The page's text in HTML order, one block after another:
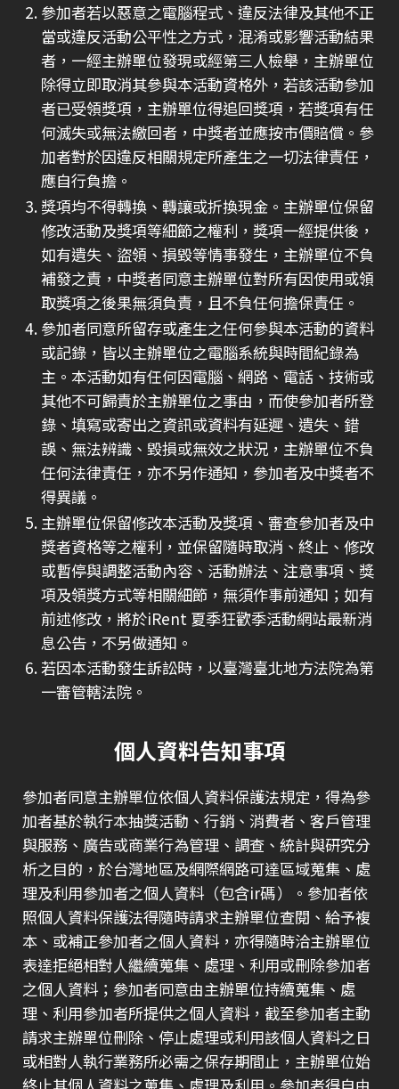
參加者若以惡意之電腦程式、違反法律及其他不正
當或違反活動公平性之方式，混淆或影響活動結果
者，一經主辦單位發現或經第三人檢舉，主辦單位
除得立即取消其參與本活動資格外，若該活動參加
者已受領獎項，主辦單位得追回獎項，若獎項有任
何滅失或無法繳回者，中獎者並應按市價賠償。參
加者對於因違反相關規定所產生之一切法律責任，
應自行負擔。
獎項均不得轉換、轉讓或折換現金。主辦單位保留
修改活動及獎項等細節之權利，獎項一經提供後，
如有遺失、盜領、損毀等情事發生，主辦單位不負
補發之責，中獎者同意主辦單位對所有因使用或領
取獎項之後果無須負責，且不負任何擔保責任。
參加者同意所留存或產生之任何參與本活動的資料
或記錄，皆以主辦單位之電腦系統與時間紀錄為
主。本活動如有任何因電腦、網路、電話、技術或
其他不可歸責於主辦單位之事由，而使參加者所登
錄、填寫或寄出之資訊或資料有延遲、遺失、錯
誤、無法辨識、毀損或無效之狀況，主辦單位不負
任何法律責任，亦不另作通知，參加者及中獎者不
得異議。
主辦單位保留修改本活動及獎項、審查參加者及中
獎者資格等之權利，並保留隨時取消、終止、修改
或暫停與調整活動內容、活動辦法、注意事項、獎
項及領獎方式等相關細節，無須作事前通知；如有
前述修改，將於iRent 夏季狂歡季活動網站最新消
息公告，不另做通知。
若因本活動發生訴訟時，以臺灣臺北地方法院為第
一審管轄法院。
個人資料告知事項
參加者同意主辦單位依個人資料保護法規定，得為參
加者基於執行本抽獎活動、行銷、消費者、客戶管理
與服務、廣告或商業行為管理、調查、統計與研究分
析之目的，於台灣地區及網際網路可達區域蒐集、處
理及利用參加者之個人資料（包含ir碼 ）。參加者依
照個人資料保護法得隨時請求主辦單位查閱、給予複
本、或補正參加者之個人資料，亦得隨時洽主辦單位
表達拒絕相對人繼續蒐集、處理、利用或刪除參加者
之個人資料；參加者同意由主辦單位持續蒐集、處
理、利用參加者所提供之個人資料，截至參加者主動
請求主辦單位刪除、停止處理或利用該個人資料之日
或相對人執行業務所必需之保存期間止，主辦單位始